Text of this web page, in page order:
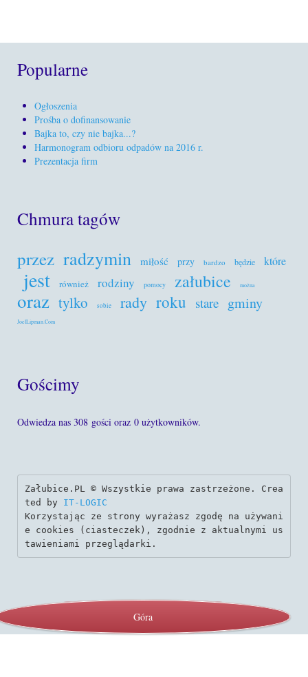
Popularne
Ogłoszenia
Prośba o dofinansowanie
Bajka to, czy nie bajka...?
Harmonogram odbioru odpadów na 2016 r.
Prezentacja firm
Chmura tagów
przez radzymin miłość przy bardzo będzie które
jest również rodziny pomocy załubice można
oraz tylko sobie rady roku stare gminy
JoelLipman.Com
Gościmy
Odwiedza nas 308 gości oraz 0 użytkowników.
Załubice.PL © Wszystkie prawa zastrzeżone. Crea
ted by IT-LOGIC
Korzystając ze strony wyrażasz zgodę na używani
e cookies (ciasteczek), zgodnie z aktualnymi us
tawieniami przeglądarki.
Góra